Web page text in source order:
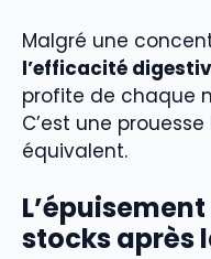
Malgré une
l’efficacité
profite de chaque
C’est une
équivalent.
stocks après